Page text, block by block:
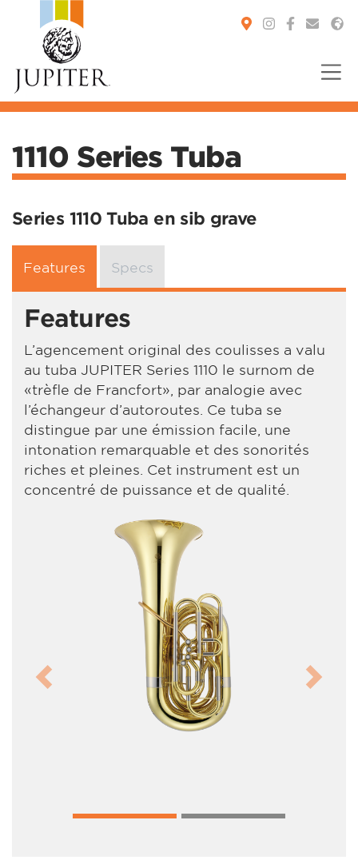
1110 Series Tuba
Series 1110 Tuba en sib grave
Features Specs
Features
L’agencement original des coulisses a valu
au tuba JUPITER Series 1110 le surnom de
«trèfle de Francfort», par analogie avec
l’échangeur d’autoroutes. Ce tuba se
distingue par une émission facile, une
intonation remarquable et des sonorités
riches et pleines. Cet instrument est un
concentré de puissance et de qualité.
Previous Next